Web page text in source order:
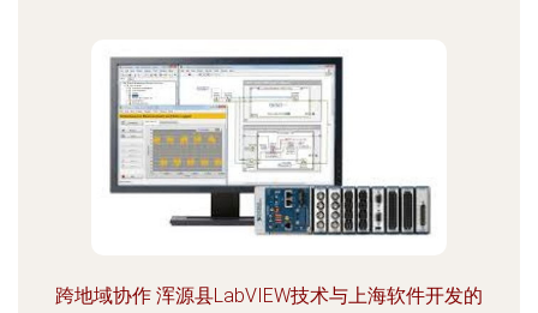
跨地域协作 浑源县LabVIEW技术与上海软件开发的